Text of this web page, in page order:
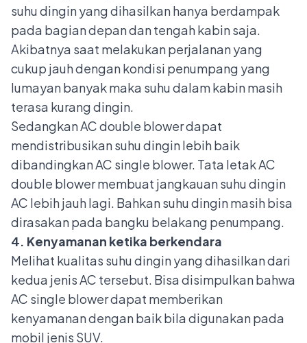
suhu dingin yang dihasilkan hanya berdampak
pada bagian depan dan tengah kabin saja.
Akibatnya saat melakukan perjalanan yang
cukup jauh dengan kondisi penumpang yang
lumayan banyak maka suhu dalam kabin masih
terasa kurang dingin.
Sedangkan AC double blower dapat
mendistribusikan suhu dingin lebih baik
dibandingkan AC single blower. Tata letak AC
double blower membuat jangkauan suhu dingin
AC lebih jauh lagi. Bahkan suhu dingin masih bisa
dirasakan pada bangku belakang penumpang.
4. Kenyamanan ketika berkendara
Melihat kualitas suhu dingin yang dihasilkan dari
kedua jenis AC tersebut. Bisa disimpulkan bahwa
AC single blower dapat memberikan
kenyamanan dengan baik bila digunakan pada
mobil jenis SUV.